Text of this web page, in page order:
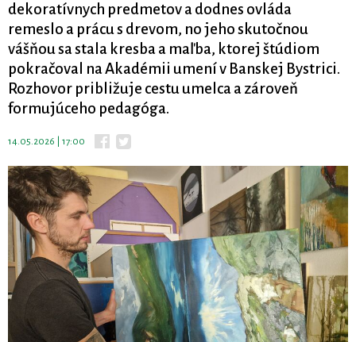
dekoratívnych predmetov a dodnes ovláda
remeslo a prácu s drevom, no jeho skutočnou
vášňou sa stala kresba a maľba, ktorej štúdiom
pokračoval na Akadémii umení v Banskej Bystrici.
Rozhovor približuje cestu umelca a zároveň
formujúceho pedagóga.
14.05.2026 | 17:00